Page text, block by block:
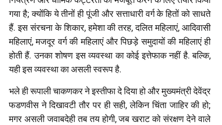
गया है; क्योंकि ये तीनों ही पूंजी और सत्ताधारी वर्ग के हितों को साधते
हैं. इस संरचना के शिकार, हमेशा की तरह, दलित महिलाएं, आदिवासी
महिलाएं, मजदूर वर्ग की महिलाएं और पिछड़े समुदायों की महिलाएं ही
होती हैं. उनका शोषण इस व्यवस्था का कोई इत्तेफाक नहीं है. बल्कि,
यही इस व्यवस्था का असली स्वरूप है.
भले ही रूपाली चाकणकर ने इस्तीफा दे दिया हो और मुख्यमंत्री देवेंद्र
फडणवीस ने दिखावटी तौर पर ही सही, लेकिन चिंता जाहिर की हो;
मगर असली जवाबदेही तब तय होगी, जब खराट को संरक्षण देने वाले